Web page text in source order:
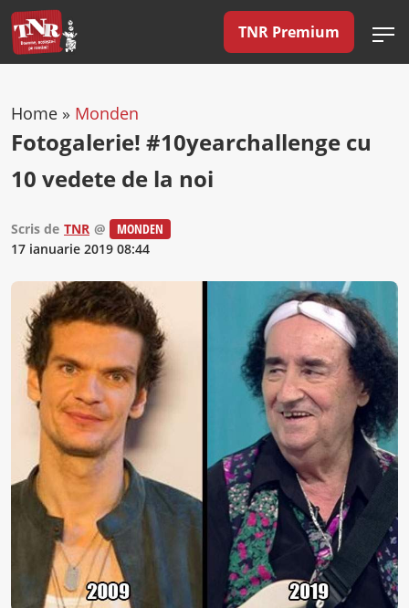
TNR Premium
Home » Monden
Fotogalerie! #10yearchallenge cu
10 vedete de la noi
Scris de TNR @
MONDEN
17 ianuarie 2019 08:44